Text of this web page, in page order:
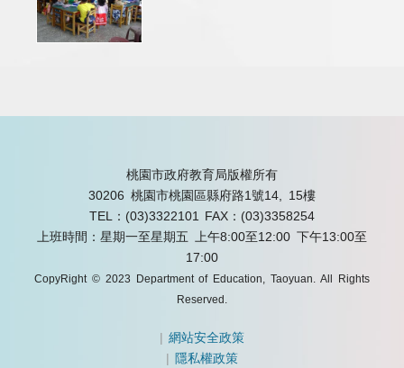
桃園市政府教育局版權所有
30206 桃園市桃園區縣府路1號14, 15樓
TEL：(03)3322101
FAX：(03)3358254
上班時間：星期一至星期五 上午8:00至12:00 下午13:00至
17:00
CopyRight © 2023 Department of Education, Taoyuan. All Rights
Reserved.
|網站安全政策
| 隱私權政策